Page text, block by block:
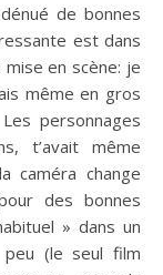
de bonnes
est dans
en scène: je
même en gros
personnages
t’avait même
caméra change
des bonnes
» dans un
(le seul film